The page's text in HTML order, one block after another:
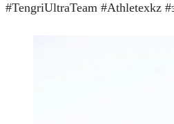
#TengriUltraTeam #Athletexkz